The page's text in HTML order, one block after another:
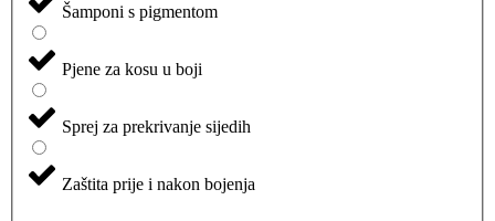
Šamponi s pigmentom
Pjene za kosu u boji
Sprej za prekrivanje sijedih
Zaštita prije i nakon bojenja